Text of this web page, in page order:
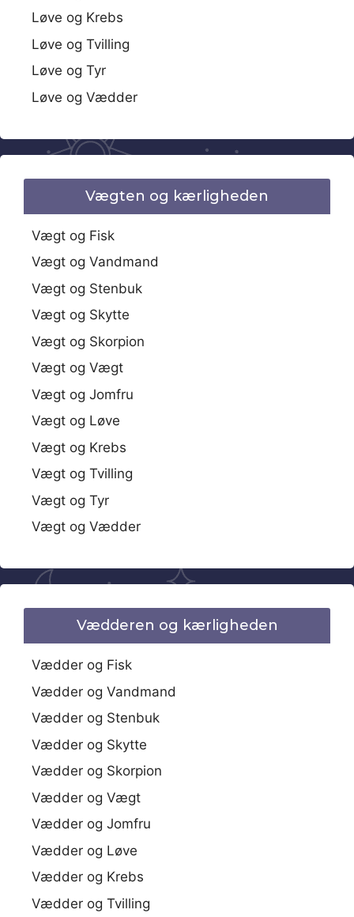
Løve og Krebs
Løve og Tvilling
Løve og Tyr
Løve og Vædder
Vægten og kærligheden
Vægt og Fisk
Vægt og Vandmand
Vægt og Stenbuk
Vægt og Skytte
Vægt og Skorpion
Vægt og Vægt
Vægt og Jomfru
Vægt og Løve
Vægt og Krebs
Vægt og Tvilling
Vægt og Tyr
Vægt og Vædder
Vædderen og kærligheden
Vædder og Fisk
Vædder og Vandmand
Vædder og Stenbuk
Vædder og Skytte
Vædder og Skorpion
Vædder og Vægt
Vædder og Jomfru
Vædder og Løve
Vædder og Krebs
Vædder og Tvilling